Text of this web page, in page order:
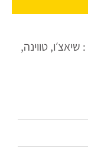
טווינה,